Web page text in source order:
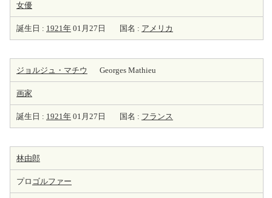
女優
誕生日 : 1921年 01月27日 国名 : アメリカ
ジョルジュ・マチウ Georges Mathieu
画家
誕生日 : 1921年 01月27日 国名 : フランス
林由郎
プロ ゴルファー